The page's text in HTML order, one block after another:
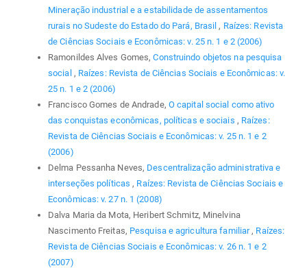
Mineração industrial e a estabilidade de assentamentos
rurais no Sudeste do Estado do Pará, Brasil , Raízes: Revista
de Ciências Sociais e Econômicas: v. 25 n. 1 e 2 (2006)
Ramonildes Alves Gomes,Construindo objetos na pesquisa
social , Raízes: Revista de Ciências Sociais e Econômicas: v.
25 n. 1 e 2 (2006)
Francisco Gomes de Andrade, O capital social como ativo
das conquistas econômicas, políticas e sociais , Raízes:
Revista de Ciências Sociais e Econômicas: v. 25 n. 1 e 2
(2006)
Delma Pessanha Neves, Descentralização administrativa e
interseções políticas , Raízes: Revista de Ciências Sociais e
Econômicas: v. 27 n. 1 (2008)
Dalva Maria da Mota, Heribert Schmitz, Minelvina
Nascimento Freitas, Pesquisa e agricultura familiar , Raízes:
Revista de Ciências Sociais e Econômicas: v. 26 n. 1 e 2
(2007)